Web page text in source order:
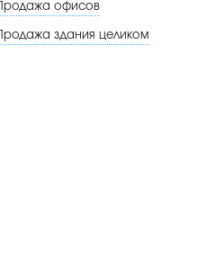
Продажа офисов
Продажа здания целиком